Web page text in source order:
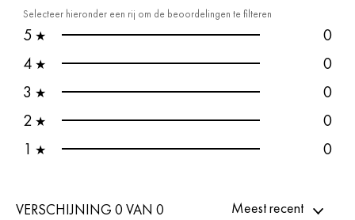
Selecteer hieronder een rij om de beoordelingen te filteren
5 ★
0
4 ★
0
3 ★
0
2 ★
0
1 ★ 0
VERSCHIJNING 0 VAN 0 Meest recent